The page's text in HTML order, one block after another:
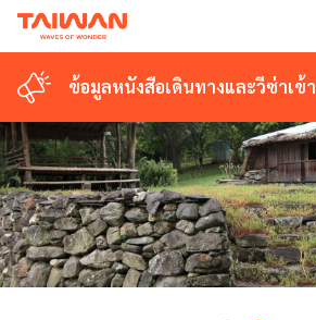
ข้อมูลหนังสือเดินทางและวีซ่าเข้า